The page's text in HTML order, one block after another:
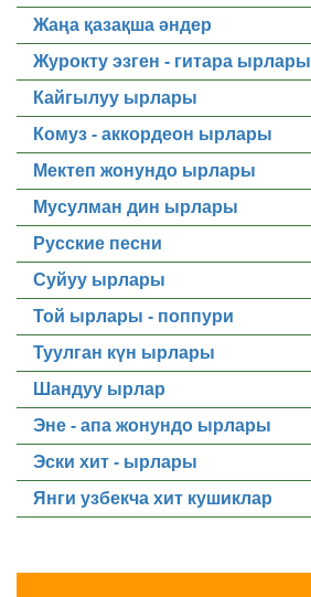
Жаңа қазақша әндер
Журокту эзген - гитара ырлары
Кайгылуу ырлары
Комуз - аккордеон ырлары
Мектеп жонундо ырлары
Мусулман дин ырлары
Русские песни
Суйуу ырлары
Той ырлары - поппури
Туулган күн ырлары
Шандуу ырлар
Эне - апа жонундо ырлары
Эски хит - ырлары
Янги узбекча хит кушиклар